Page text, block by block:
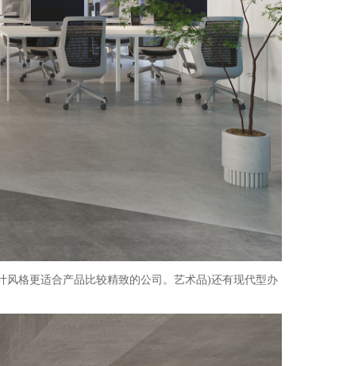
格更适合产品比较精致的公司。艺术品)还有现代型办